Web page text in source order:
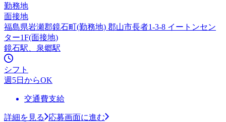
勤務地
面接地
福島県岩瀬郡鏡石町(勤務地) 郡山市長者1-3-8 イートンセン
ター1F(面接地)
鏡石駅、泉郷駅
シフト
週5日からOK
交通費支給
詳細を見る 応募画面に進む